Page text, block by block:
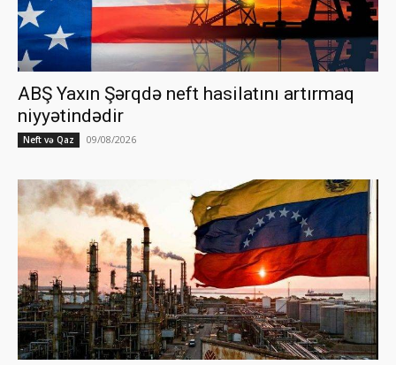
ABŞ Yaxın Şərqdə neft hasilatını artırmaq
niyyətindədir
Neft və Qaz 09/08/2026